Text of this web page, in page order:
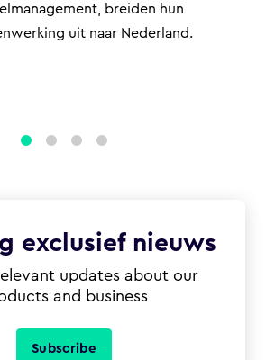
breiden hun
uit naar Nederland.
exclusief nieuws
updates about our
and business
Subscribe